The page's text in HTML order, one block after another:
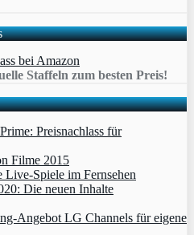
Staffeln zum besten Preis!
Preisnachlass für
Filme 2015
Spiele im Fernsehen
Die neuen Inhalte
Angebot LG Channels für eigene